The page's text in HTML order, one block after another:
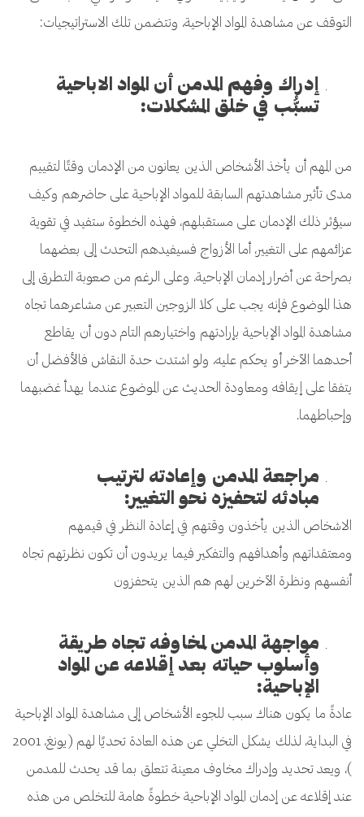
التوقف عن مشاهدة المواد الإباحية، وتتضمن تلك الاستراتيجيات:
إدراك وفهم المدمن أن المواد الاباحية
تسبُّب في خلق المشكلات:
من المهم أن يأخذ الأشخاص الذين يعانون من الإدمان وقتًا لتقييم
مدى تأثير مشاهدتهم السابقة للمواد الإباحية على حاضرهم وكيف
سيؤثر ذلك الإدمان على مستقبلهم، فهذه الخطوة ستفيد في تقوية
عزائمهم على التغيير، أما الأزواج فسيفيدهم التحدث إلى بعضهما
بصراحة عن أضرار إدمان الإباحية. وعلى الرغم من صعوبة التطرق إلى
هذا الموضوع فإنه يجب على كلا الزوجين التعبير عن مشاعرهما تجاه
مشاهدة المواد الإباحية بإرادتهم واختيارهم التام دون أن يقاطع
أحدهما الآخر أو يحكم عليه، ولو اشتدت حدة النقاش فالأفضل أن
يتفقا على إيقافه ومعاودة الحديث عن الموضوع عندما يهدأ غضبهما
وإحباطهما.
مراجعة المدمن وإعادته لترتيب
مبادئه لتحفيزه نحو التغيير:
الاشخاص الذين يأخذون وقتهم في إعادة النظر في قيمهم
ومعتقداتهم وأهدافهم والتفكير فيما يريدون أن تكون نظرتهم تجاه
أنفسهم ونظرة الآخرين لهم هم الذين يتحفزون
مواجهة المدمن لمخاوفه تجاه طريقة
وأسلوب حياته بعد إقلاعه عن المواد
الإباحية:
عادةً ما يكون هناك سبب للجوء الأشخاص إلى مشاهدة المواد الإباحية
في البداية، لذلك يشكل التخلي عن هذه العادة تحديًا لهم (يونغ، 2001
)، ويعد تحديد وإدراك مخاوف معينة تتعلق بما قد يحدث للمدمن
عند إقلاعه عن إدمان المواد الإباحية خطوةً هامة للتخلص من هذه